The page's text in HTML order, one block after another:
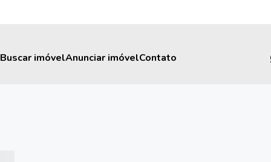
Buscar imóvelAnunciar imóvelContato